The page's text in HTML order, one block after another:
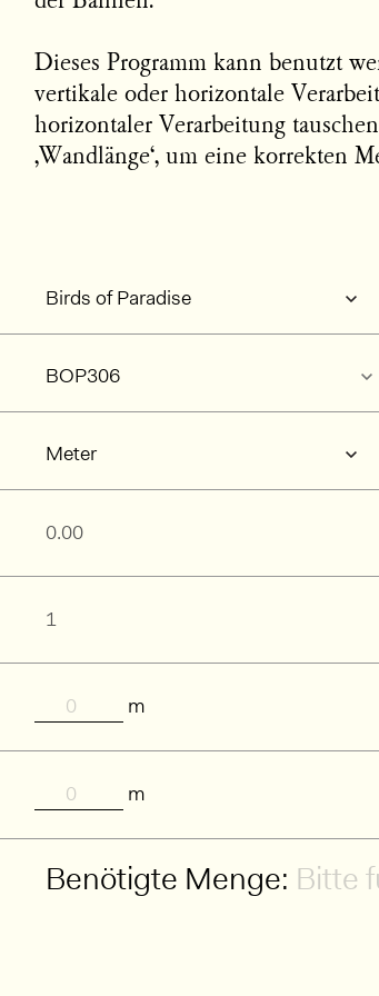
Dieses Programm kann benutzt
vertikale oder horizontale
horizontaler Verarbeitung
‚Wandlänge‘, um eine korrekten
m
m
Benötigte Menge: Bitte